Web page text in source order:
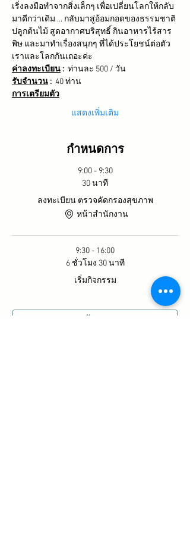
เริ่งลงมือทำจากสิ่งเล็กๆ เพื่อเปลี่ยนโลกให้กลับ
มาดีกว่าเดิม ... กลับมาสู่อ้อมกอดของธรรมชาติ
ปลูกต้นไม้ สูดอากาศบริสุทธิ์ กินอาหารไร้สาร
พิษ และมาทำเรื่องสนุกๆ ที่ได้ประโยชน์ต่อตัว
เราและโลกกันเถอะค่ะ
ค่าลงทะเบียน : ท่านละ 500 / วัน
รับจำนวน : 40 ท่าน
การเตรียมตัว
แสดงเพิ่มเติม
กำหนดการ
9:00 - 9:30
30 นาที
ลงทะเบียน ตรวจคัดกรองสุขภาพ
หน้าสำนักงาน
9:30 - 16:00
6 ชั่วโมง 30 นาที
เริ่มกิจกรรม